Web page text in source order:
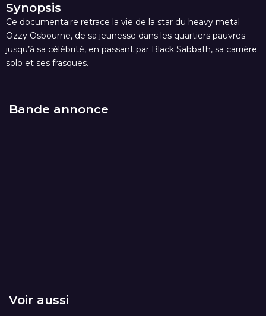
Synopsis
Ce documentaire retrace la vie de la star du heavy metal
Ozzy Osbourne, de sa jeunesse dans les quartiers pauvres
jusqu’à sa célébrité, en passant par Black Sabbath, sa carrière
solo et ses frasques.
Bande annonce
Voir aussi